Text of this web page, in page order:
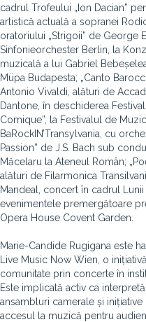
cadrul Trofeului „Ion Dacian”
artistică actuală a sopranei
oratoriului „Strigoii” de George
Sinfonieorchester Berlin, la
muzicală a lui Gabriel
Müpa Budapesta; „Canto
Antonio Vivaldi, alături de
Dantone, în deschiderea
Comique”, la Festivalul de
BaRockIN’Transylvania, cu
Passion” de J.S. Bach sub
Măcelaru la Ateneul Român;
alături de Filarmonica
Mandeal, concert în cadrul
evenimentele premergătoare
Opera House Covent Garden.
Marie-Candide Rugigana este
Live Music Now Wien, o
comunitate prin concerte în
Este implicată activ ca
ansambluri camerale și
accesul la muzică pentru